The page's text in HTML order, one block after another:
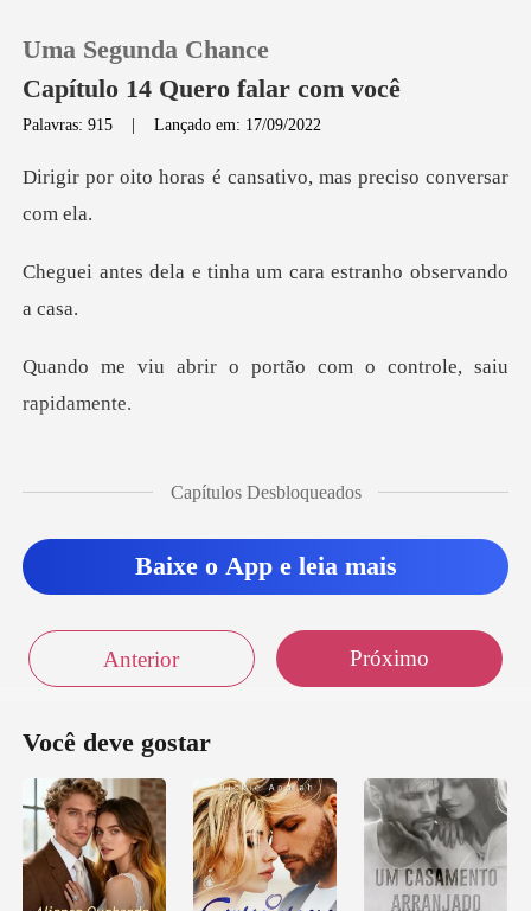
0
Histórico
Uma Segunda Chance
Capítulo 14 Quero falar com você
Palavras: 915 |Lançado em: 17/09/2022
é cansativo, mas prec
tinha um cara estra
o portão com o contr
co
o que está fazendo aqui ?
Capítulos Desbloqueados
Baixe o App e leia mais
Anterior Próximo
Você deve gostar